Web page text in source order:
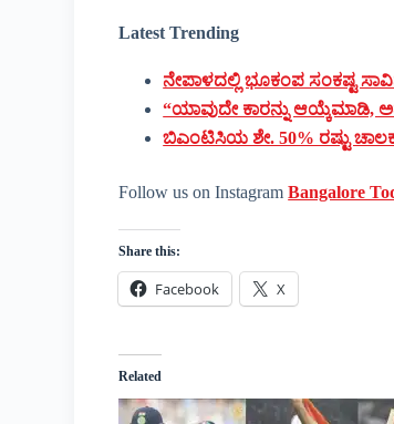
Latest Trending
ನೇಪಾಳದಲ್ಲಿ ಭೂಕಂಪ ಸಂಕಷ್ಟ
“ಯಾವುದೇ ಕಾರನ್ನು ಆಯ್ಕೆಮಾಡಿ,
ಬಿಎಂಟಿಸಿಯ ಶೇ. 50% ರಷ್ಟು
Follow us on InstagramBangalore
Share this:
Facebook X
Related